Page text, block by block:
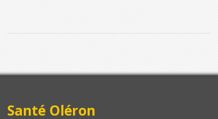
Santé Oléron